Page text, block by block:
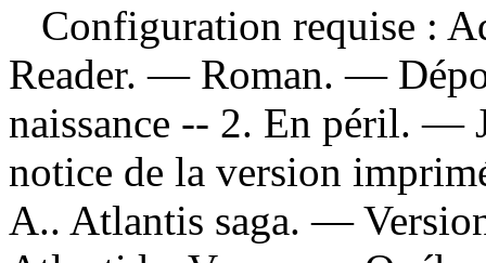
Configuration requise :
Reader. — Roman. —
naissance -- 2. En péril. —
notice de la version
A.. Atlantis saga. —